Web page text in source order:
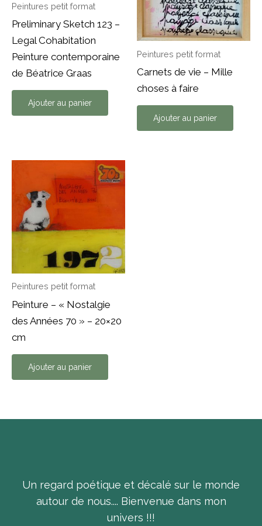
Peintures petit format
Preliminary Sketch 123 –
Legal Cohabitation
Peinture contemporaine
de Béatrice Graas
Ajouter au panier
Peintures petit format
Carnets de vie – Mille
choses à faire
Ajouter au panier
Peintures petit format
Peinture – « Nostalgie
des Années 70 » – 20×20
cm
Ajouter au panier
Un regard poétique et décalé sur le monde
autour de nous.... Bienvenue dans mon
univers !!!